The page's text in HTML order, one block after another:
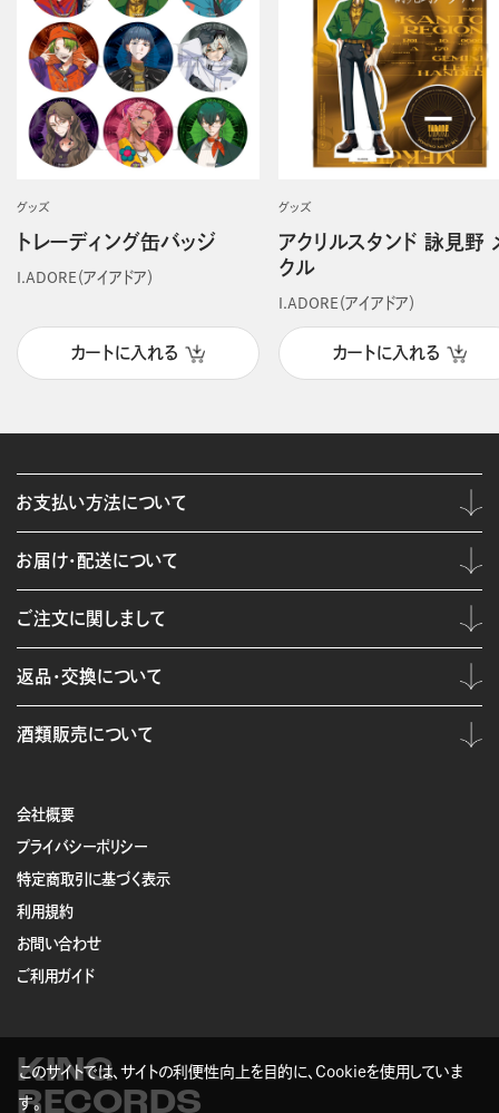
グッズ
トレーディング缶バッジ
I.ADORE（アイアドア）
カートに入れる
グッズ
アクリルスタンド 詠見野
クル
I.ADORE（アイアドア）
カートに入れる
会社概要
プライバシーポリシー
特定商取引に基づく表示
利用規約
お問い合わせ
ご利用ガイド
KING
RECORDS
お支払い方法について
お届け・配送について
ご注文に関しまして
返品・交換について
酒類販売について
このサイトでは、サイトの利便性向上を目的に、Cookieを使用していま
す。